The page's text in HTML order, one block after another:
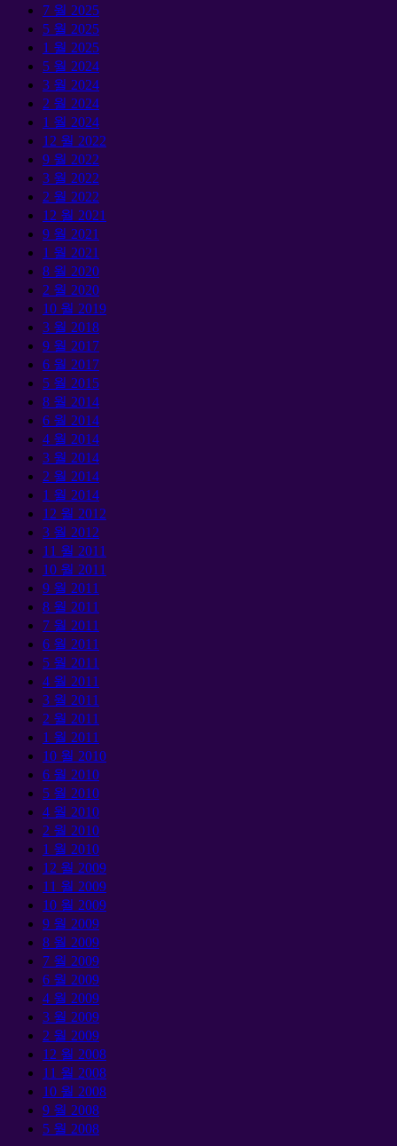
7 월 2025
5 월 2025
1 월 2025
5 월 2024
3 월 2024
2 월 2024
1 월 2024
12 월 2022
9 월 2022
3 월 2022
2 월 2022
12 월 2021
9 월 2021
1 월 2021
8 월 2020
2 월 2020
10 월 2019
3 월 2018
9 월 2017
6 월 2017
5 월 2015
8 월 2014
6 월 2014
4 월 2014
3 월 2014
2 월 2014
1 월 2014
12 월 2012
3 월 2012
11 월 2011
10 월 2011
9 월 2011
8 월 2011
7 월 2011
6 월 2011
5 월 2011
4 월 2011
3 월 2011
2 월 2011
1 월 2011
10 월 2010
6 월 2010
5 월 2010
4 월 2010
2 월 2010
1 월 2010
12 월 2009
11 월 2009
10 월 2009
9 월 2009
8 월 2009
7 월 2009
6 월 2009
4 월 2009
3 월 2009
2 월 2009
12 월 2008
11 월 2008
10 월 2008
9 월 2008
5 월 2008